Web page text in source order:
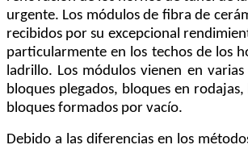
urgente. Los módulos de fibra de
recibidos por su excepcional
particularmente en los techos de los
ladrillo. Los módulos vienen en
bloques plegados, bloques en
bloques formados por vacío.
Debido a las diferencias en los